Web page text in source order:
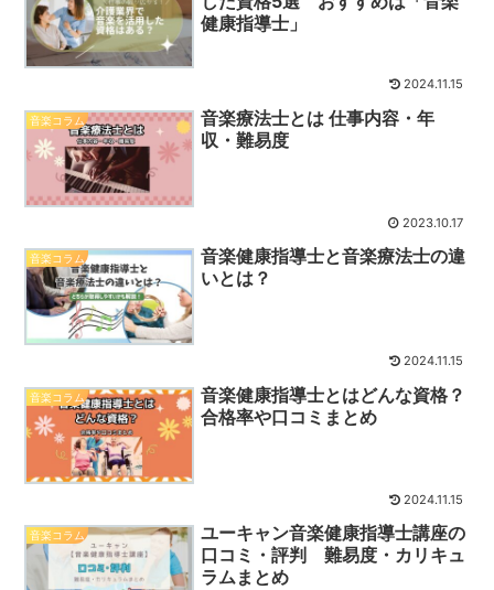
健康指導士」
2024.11.15
音楽コラム
音楽療法士とは 仕事内容・年
収・難易度
2023.10.17
音楽コラム
音楽健康指導士と音楽療法士の違
いとは？
2024.11.15
音楽コラム
音楽健康指導士とはどんな資格？
合格率や口コミまとめ
2024.11.15
音楽コラム
ユーキャン音楽健康指導士講座の
口コミ・評判 難易度・カリキュ
ラムまとめ